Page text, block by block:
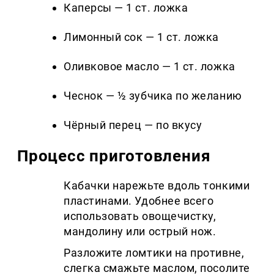
Каперсы — 1 ст. ложка
Лимонный сок — 1 ст. ложка
Оливковое масло — 1 ст. ложка
Чеснок — ½ зубчика по желанию
Чёрный перец — по вкусу
Процесс приготовления
Кабачки нарежьте вдоль тонкими
пластинами. Удобнее всего
использовать овощечистку,
мандолину или острый нож.
Разложите ломтики на противне,
слегка смажьте маслом, посолите